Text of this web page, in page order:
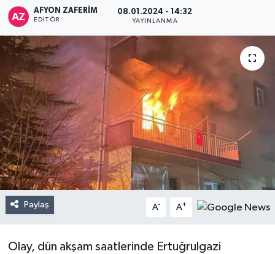
AFYON ZAFERİM
EDITÖR
08.01.2024 - 14:32
YAYINLANMA
Paylaş A- A+
Olay, dün akşam saatlerinde Ertuğrulgazi